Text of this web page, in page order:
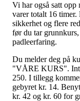
Vi har også satt
varer totalt 16
sikkerhet og flere
før du tar
padleerfaring.
Du melder deg på
"VÅRE KURS".
250. I tillegg
gebyret kr. 14.
kr. 42 og kr. 60 for